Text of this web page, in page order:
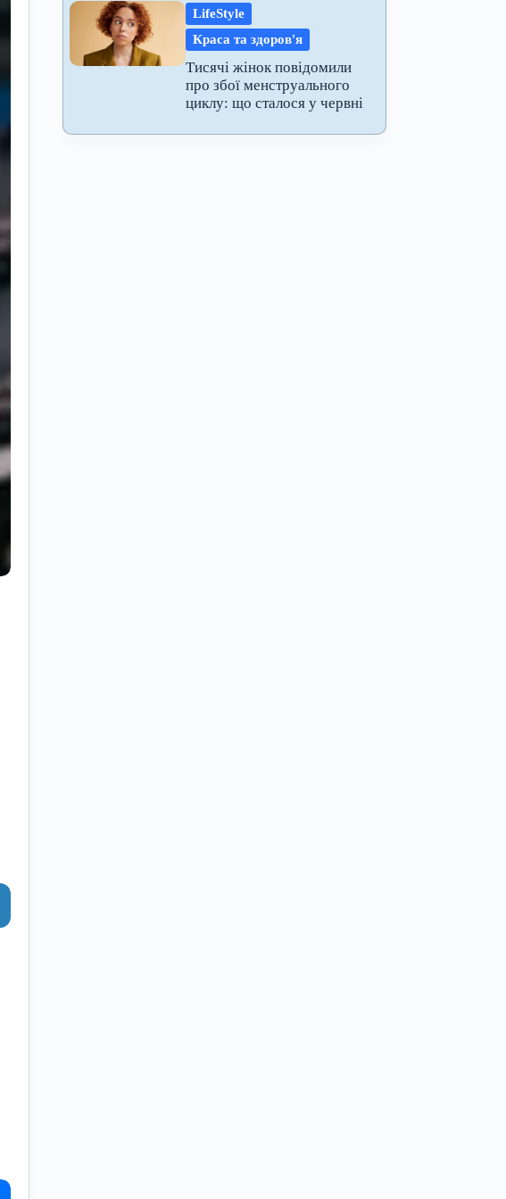
LifeStyle
Краса та здоров'я
Тисячі жінок повідомили
про збої менструального
циклу: що сталося у червні